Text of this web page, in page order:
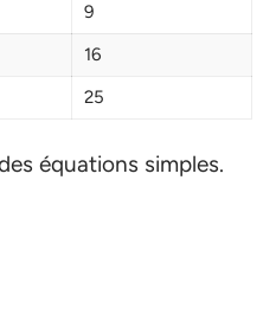
9
16
25
équations simples.